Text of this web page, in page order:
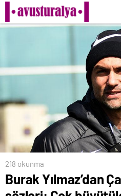
218 okunma
Burak Yılmaz’dan